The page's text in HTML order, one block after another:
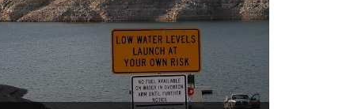
所需的降雨量将Tofino的用水限制降至第 1 阶段
一些人在怀尔德大坝重新许可中看到了机会